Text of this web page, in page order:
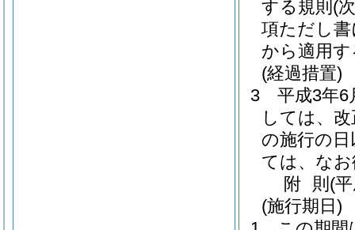
する規則 (
項ただし
から適用
(経過措置)
3
平成3年6
しては、
の施行の
ては、な
附 則 (
(施行期日)